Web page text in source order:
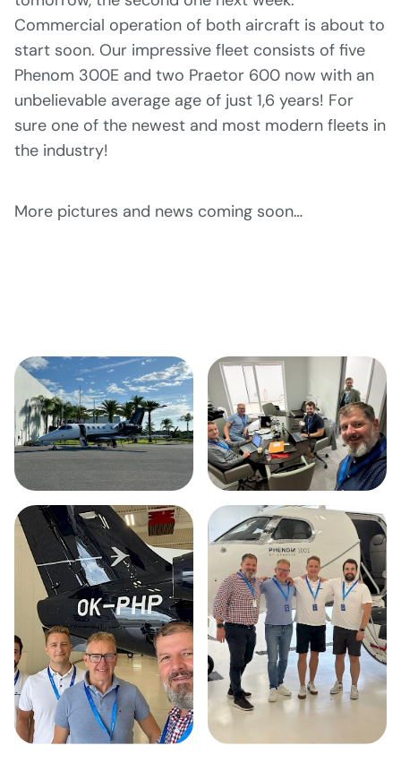
Commercial operation of both aircraft is about to
start soon. Our impressive fleet consists of five
Phenom 300E and two Praetor 600 now with an
unbelievable average age of just 1,6 years! For
sure one of the newest and most modern fleets in
the industry!
More pictures and news coming soon…